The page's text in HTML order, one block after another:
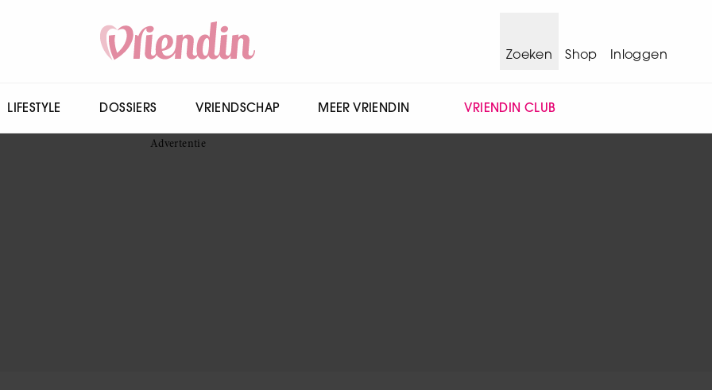
Zoeken
Shop Inloggen
LIFESTYLE DOSSIERS VRIENDSCHAP MEER VRIENDIN VRIENDIN CLUB